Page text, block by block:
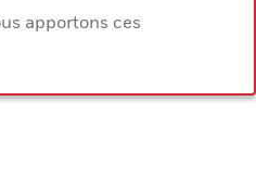
apportons ces